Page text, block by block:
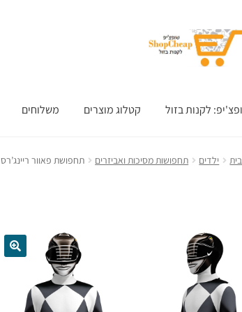
לקנות בזול קטלוג מוצרים משלוחים
ילדים תחפושות מסיכות ואביזרים תחפושת פאוור ריינג’רס